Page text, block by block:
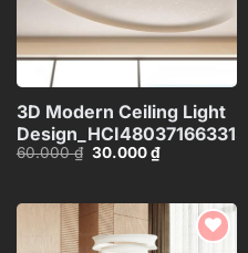
3D Modern Ceiling Light
Design_HCI4803716633133
60.000₫ Giá
30.000₫Giá
hiện
30.000 ₫.